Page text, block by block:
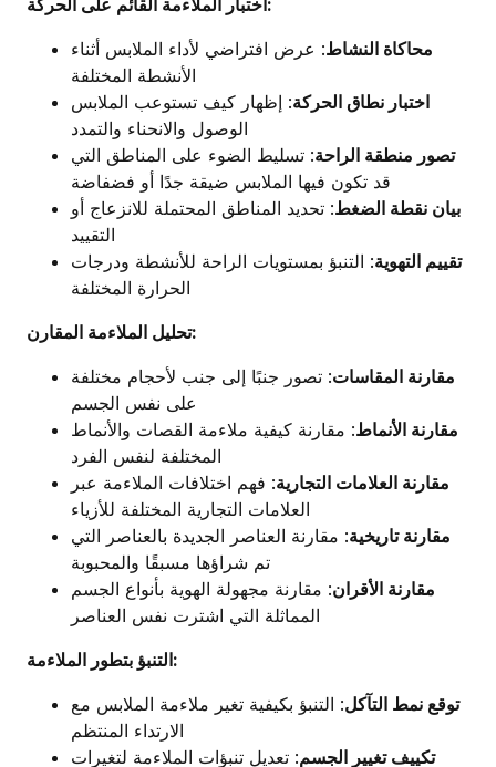
محاكاة النشاط: عرض افتراضي لأداء الملابس أثناء
الأنشطة المختلفة
اختبار نطاق الحركة: إظهار كيف تستوعب الملابس
الوصول والانحناء والتمدد
تصور منطقة الراحة: تسليط الضوء على المناطق التي
قد تكون فيها الملابس ضيقة جدًا أو فضفاضة
بيان نقطة الضغط: تحديد المناطق المحتملة للانزعاج أو
التقييد
تقييم التهوية: التنبؤ بمستويات الراحة للأنشطة ودرجات
الحرارة المختلفة
تحليل الملاءمة المقارن:
مقارنة المقاسات: تصور جنبًا إلى جنب لأحجام مختلفة
على نفس الجسم
مقارنة الأنماط: مقارنة كيفية ملاءمة القصات والأنماط
المختلفة لنفس الفرد
مقارنة العلامات التجارية: فهم اختلافات الملاءمة عبر
العلامات التجارية المختلفة للأزياء
مقارنة تاريخية: مقارنة العناصر الجديدة بالعناصر التي
تم شراؤها مسبقًا والمحبوبة
مقارنة الأقران: مقارنة مجهولة الهوية بأنواع الجسم
المماثلة التي اشترت نفس العناصر
التنبؤ بتطور الملاءمة:
توقع نمط التآكل: التنبؤ بكيفية تغير ملاءمة الملابس مع
الارتداء المنتظم
تكييف تغيير الجسم: تعديل تنبؤات الملاءمة لتغيرات